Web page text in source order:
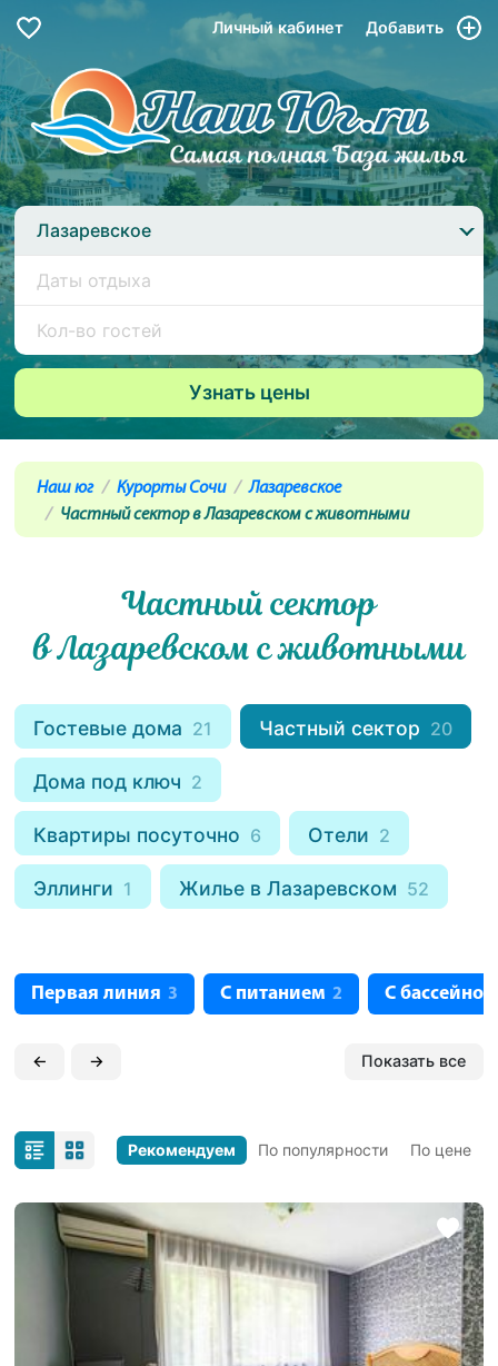
Личный кабинет Добавить
Лазаревское
Наш юг Курорты Сочи
Лазаревское
Частный сектор в Лазаревском с животными
Частный сектор
в Лазаревском с животными
Гостевые дома 21 Частный сектор 20
Дома под ключ 2
Квартиры посуточно 6 Отели 2
Эллинги 1 Жилье в Лазаревском 52
Первая линия 3 С питанием 2 С бассейном
← → Показать все
Рекомендуем По популярности По цене